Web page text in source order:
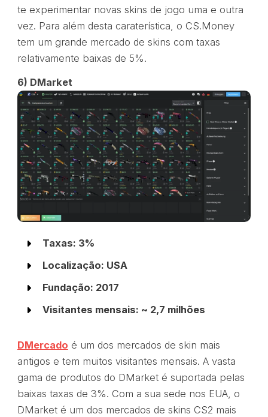
te experimentar novas skins de jogo uma e outra
vez. Para além desta caraterística, o CS.Money
tem um grande mercado de skins com taxas
relativamente baixas de 5%.
6) DMarket
Taxas: 3%
Localização: USA
Fundação: 2017
Visitantes mensais: ~ 2,7 milhões
DMercado é um dos mercados de skin mais
antigos e tem muitos visitantes mensais. A vasta
gama de produtos do DMarket é suportada pelas
baixas taxas de 3%. Com a sua sede nos EUA, o
DMarket é um dos mercados de skins CS2 mais